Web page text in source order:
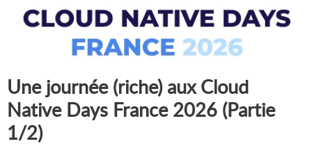
Une journée (riche) aux Cloud
Native Days France 2026 (Partie
1/2)